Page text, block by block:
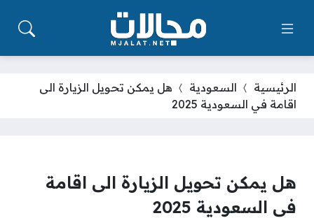
الرئيسية السعودية
هل يمكن تحويل الزيارة الى
اقامة في السعودية 2025
هل يمكن تحويل الزيارة الى اقامة
في السعودية 2025